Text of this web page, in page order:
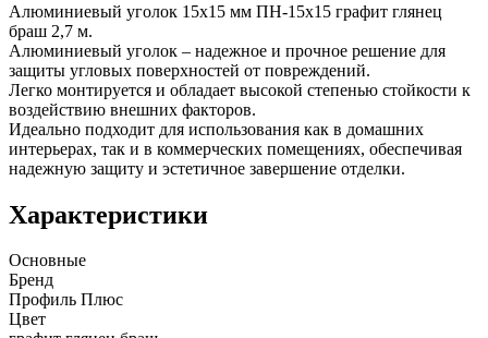
Алюминиевый уголок 15х15 мм ПН-15х15 графит глянец
браш 2,7 м.
Алюминиевый уголок – надежное и прочное решение для
защиты угловых поверхностей от повреждений.
Легко монтируется и обладает высокой степенью стойкости к
воздействию внешних факторов.
Идеально подходит для использования как в домашних
интерьерах, так и в коммерческих помещениях, обеспечивая
надежную защиту и эстетичное завершение отделки.
Характеристики
Основные
Бренд
Профиль Плюс
Цвет